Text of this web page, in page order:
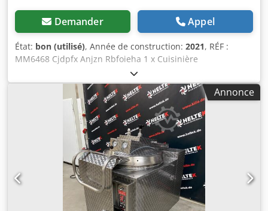
Demander Appel
État: bon (utilisé), Année de construction: 2021, RÉF :
MM6468 Cjdpfx Anjzn Rbfoieha 1 x Cuisinière
multifonctionnelle à haute performance MKN FlexiChef de
150 litres. Adaptée à la préparation de soupes, de ragoûts,
de plats préparés, de viande, de poisson, de riz et de
pâtes, ainsi que de produits de boulangerie et de
confiserie. Fabricant : MKN Maschinenfabrik Kurt
Neubauer GmbH & Co KG. Type : FCEKMP133DR-G20037.
Numéro de série : 21542551. Date de fabrication : 2021.
Caractéristiques électriques : 380-415 V / 50 Hz / 3 phases.
Puissance : 34 kW. Pression de l’eau : 200-600 kPa.
Dimensions hors tout : 1 600 mm (longueur) x 910 mm
(largeur) x 1 020 mm (hauteur). Poids de la machine :
Annonce